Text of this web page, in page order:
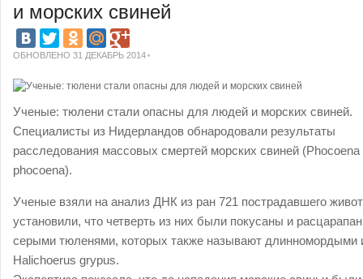
и морских свиней
ОБНОВЛЕНО 31 ДЕКАБРЬ 2014
Ученые: тюлени стали опасны для людей и морских свиней.
Специалисты из Нидерландов обнародовали результаты
расследования массовых смертей морских свиней (Phocoena
phocoena).
Ученые взяли на анализ ДНК из ран 721 пострадавшего
установили, что четверть из них были покусаны и
серыми тюленями, которых также называют длинномордыми
Halichoerus grypus.